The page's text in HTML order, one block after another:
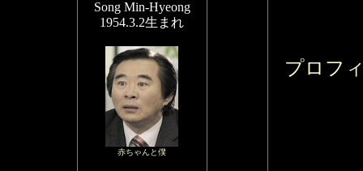
Song Min-Hyeong
1954.3.2生まれ
赤ちゃんと僕
プロフ